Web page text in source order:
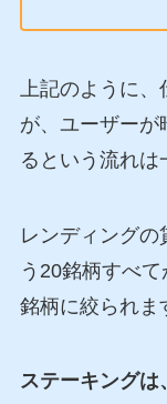
上記のように
が、ユーザーが
るという流れは
レンディングの
う20銘柄すべ
銘柄に絞られま
ステーキングは